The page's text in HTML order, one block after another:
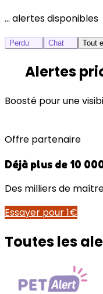
… alertes disponibles
Perdu Chat Tout
Alertes
Boosté pour une
Offre partenaire
Déjà plus de 10
Des milliers de
Essayer pour 1€
Toutes les